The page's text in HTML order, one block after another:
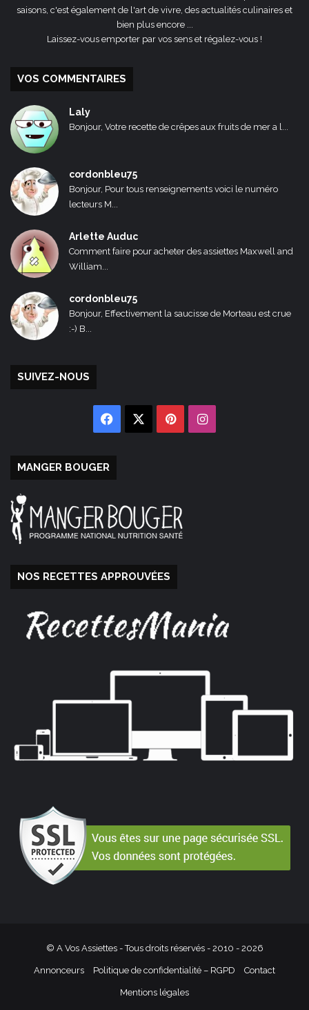
saisons, c'est également de l'art de vivre, des actualités culinaires et
bien plus encore ...
Laissez-vous emporter par vos sens et régalez-vous !
VOS COMMENTAIRES
Laly
Bonjour, Votre recette de crêpes aux fruits de mer a l...
cordonbleu75
Bonjour, Pour tous renseignements voici le numéro
lecteurs M...
Arlette Auduc
Comment faire pour acheter des assiettes Maxwell and
William...
cordonbleu75
Bonjour, Effectivement la saucisse de Morteau est crue
:-) B...
SUIVEZ-NOUS
Facebook PinterestInstagram
MANGER BOUGER
NOS RECETTES APPROUVÉES
© A Vos Assiettes - Tous droits réservés - 2010 - 2026
Annonceurs Politique de confidentialité – RGPD Contact
Mentions légales